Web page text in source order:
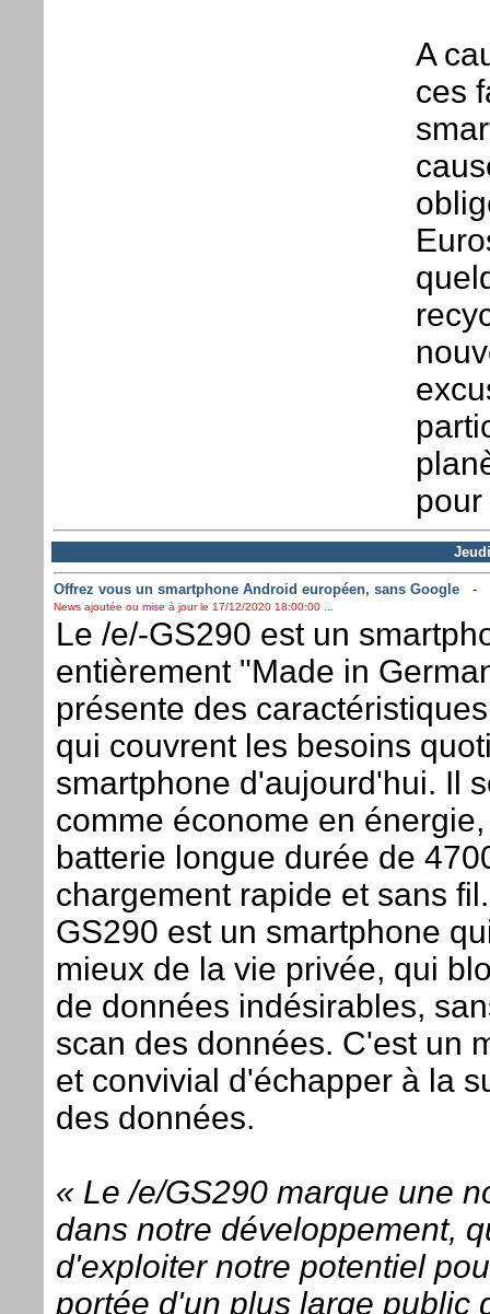
A
ces
Offrez vous un smartphone Android européen, sans Google-
News ajoutée ou mise à jour le 17/12/2020 18:00:00 ...
Le /e/-GS290 est un
entièrement "Made in
présente des
qui couvrent les besoins
smartphone d'aujourd'hui. Il
comme économe en
batterie longue durée de
chargement rapide et sans
GS290 est un smartphone
mieux de la vie privée, qui
de données indésirables,
scan des données. C'est un
et convivial d'échapper à la
des données.
« Le /e/GS290 marque une
dans notre développement,
d'exploiter notre potentiel
portée d'un plus large public